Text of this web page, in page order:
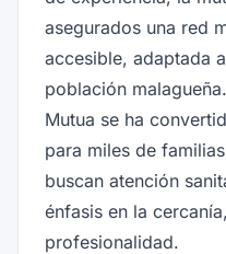
asegurados una red
accesible, adaptada
población
Mutua se ha
para miles de
buscan atención
énfasis en la
profesionalidad.